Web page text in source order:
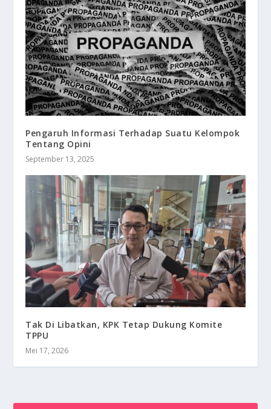
Pengaruh Informasi Terhadap Suatu Kelompok
Tentang Opini
September 13, 2025
Tak Di Libatkan, KPK Tetap Dukung Komite
TPPU
Mei 17, 2026